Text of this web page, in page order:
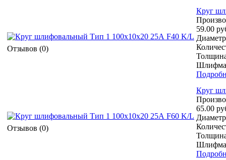
Отзывов (0)
Круг
59.00
Отзывов (0)
Круг
65.00